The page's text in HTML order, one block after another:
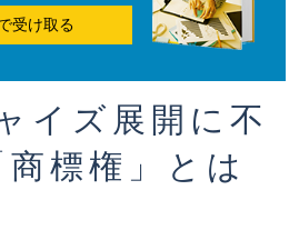
受け取る
イズ展開に不
標権」とは